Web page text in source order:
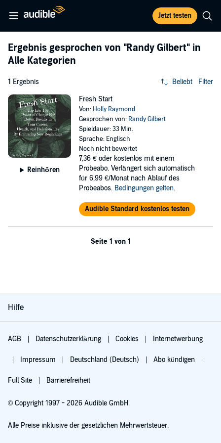
Jetzt testen
Ergebnis gesprochen von "Randy Gilbert" in
Alle Kategorien
1 Ergebnis Beliebt Filter
Reinhören
Fresh Start
Von: Holly Raymond
Gesprochen von: Randy Gilbert
Spieldauer: 33 Min.
Sprache: Englisch
Noch nicht bewertet
7,36 € oder kostenlos mit einem
Probeabo. Verlängert sich automatisch
für 6,99 €/Monat nach Ablauf des
Probeabos. Bedingungen gelten.
Audible Standard kostenlos testen
Seite 1 von 1
Hilfe
AGB Datenschutzerklärung Cookies Internetwerbung
Impressum Deutschland (Deutsch) Abo kündigen
Full Site Barrierefreiheit
© Copyright 1997 - 2026 Audible GmbH
Alle Preise inklusive der gesetzlichen Mehrwertsteuer.